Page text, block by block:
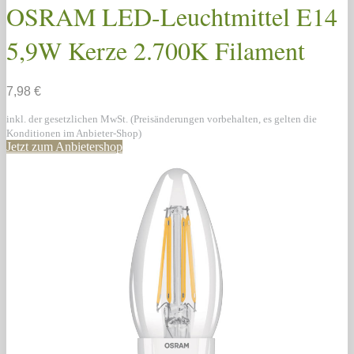
OSRAM LED-Leuchtmittel E14
5,9W Kerze 2.700K Filament
7,98 €
inkl. der gesetzlichen MwSt. (Preisänderungen vorbehalten, es gelten die
Konditionen im Anbieter-Shop)
Jetzt zum Anbietershop